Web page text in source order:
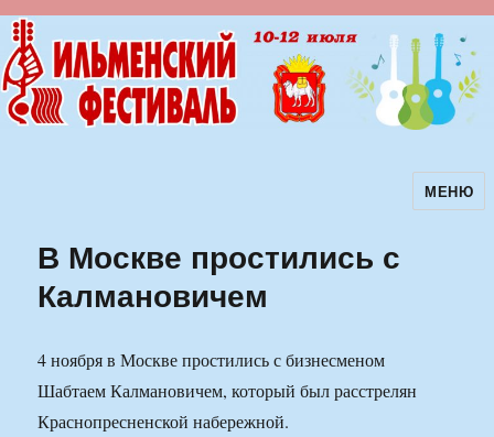
Ильменский фестиваль авторскойМЕНЮ
В Москве простились с
Калмановичем
4 ноября в Москве простились с бизнесменом
Шабтаем Калмановичем, который был расстрелян
Краснопресненской набережной.